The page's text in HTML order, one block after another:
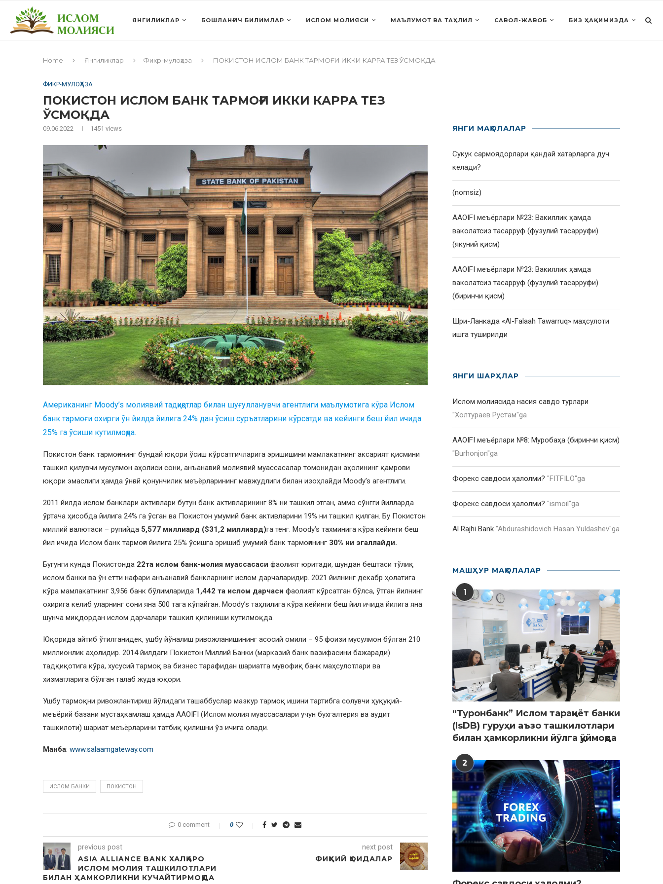
ЯНГИЛИКЛАР БОШЛАНҒИЧ БИЛИМЛАР ИСЛОМ МОЛИЯСИ МАЪЛУМОТ ВА ТАҲЛИЛ САВОЛ-ЖАВОБ БИЗ ҲАҚИМИЗДА
Home Янгиликлар Фикр-мулоҳаза ПОКИСТОН ИСЛОМ БАНК ТАРМОҒИ ИККИ КАРРА ТЕЗ ЎСМОҚДА
ФИКР-МУЛОҲАЗА
ПОКИСТОН ИСЛОМ БАНК ТАРМОҒИ ИККИ КАРРА ТЕЗ
ЎСМОҚДА
09.06.2022 1451 views
Американинг Мoody’s молиявий тадқиқотлар билан шуғулланувчи агентлиги маълумотига кўра Ислом
банк тармоғи охирги ўн йилда йилига 24% дан ўсиш суръатларини кўрсатди ва кейинги беш йил ичида
25% га ўсиши кутилмоқда.
Покистон банк тармоғининг бундай юқори ўсиш кўрсатгичларига эришишини мамлакатнинг аксарият қисмини
ташкил қилувчи мусулмон аҳолиси сони, анъанавий молиявий муассасалар томонидан аҳолининг қамрови
юқори эмаслиги ҳамда ўнғай қонунчилик меъёрларининг мавжудлиги билан изоҳлайди Мoody’s агентлиги.
2011 йилда ислом банклари активлари бутун банк активларининг 8% ни ташкил этган, аммо сўнгги йилларда
ўртача ҳисобда йилига 24% га ўсган ва Покистон умумий банк активларини 19% ни ташкил қилган. Бу Покистон
миллий валютаси – рупийда 5,577 миллиард ($31,2 миллиард)га тенг. Мoody’s таxминига кўра кейинги беш
йил ичида Ислом банк тармоғи йилига 25% ўсишга эришиб умумий банк тармоғининг 30% ни эгаллайди.
Бугунги кунда Покистонда 22та ислом банк-молия муассасаси фаолият юритади, шундан бештаси тўлиқ
ислом банки ва ўн етти нафари анъанавий банкларнинг ислом дарчаларидир. 2021 йилнинг декабр ҳолатига
кўра мамлакатнинг 3,956 банк бўлимларида 1,442 та ислом дарчаси фаолият кўрсатган бўлса, ўтган йилнинг
охирига келиб уларнинг сони яна 500 тага кўпайган. Мoody’s таҳлилига кўра кейинги беш йил ичида йилига яна
шунча миқдордан ислом дарчалари ташкил қилиниши кутилмоқда.
Юқорида айтиб ўтилганидек, ушбу йўналиш ривожланишининг асосий омили – 95 фоизи мусулмон бўлган 210
миллионлик аҳолидир. 2014 йилдаги Покистон Миллий Банки (марказий банк вазифасини бажаради)
тадқиқотига кўра, хусусий тармоқ ва бизнес тарафидан шариатга мувофиқ банк маҳсулотлари ва
хизматларига бўлган талаб жуда юқори.
Ушбу тармоқни ривожлантириш йўлидаги ташаббуслар мазкур тармоқ ишини тартибга солувчи ҳуқуқий-
меъёрий базани мустаҳкамлаш ҳамда ААOIFI (Ислом молия муассасалари учун бухгалтерия ва аудит
ташкилоти) шариат меъёрларини татбиқ қилишни ўз ичига олади.
Манба: www.salaamgateway.com
ИСЛОМ БАНКИ ПОКИСТОН
0 comment 0
previous post
ASIA ALLIANCE BANK ХАЛҚАРО
ИСЛОМ МОЛИЯ ТАШКИЛОТЛАРИ
БИЛАН ҲАМКОРЛИКНИ КУЧАЙТИРМОҚДА
next post
ФИҚҲИЙ ҚОИДАЛАР
ЯНГИ МАҚОЛАЛАР
Сукук сармоядорлари қандай хатарларга дуч
келади?
(nomsiz)
AAOIFI меъёрлари №23: Вакиллик ҳамда
ваколатсиз тасарруф (фузулий тасарруфи)
(якуний қисм)
AAOIFI меъёрлари №23: Вакиллик ҳамда
ваколатсиз тасарруф (фузулий тасарруфи)
(биринчи қисм)
Шри-Ланкада «Al-Falaah Tawarruq» маҳсулоти
ишга туширилди
ЯНГИ ШАРҲЛАР
Ислом молиясида насия савдо турлари
"Холтураев Рустам"ga
AAOIFI меъёрлари №8: Муробаҳа (биринчи қисм)
"Burhonjon"ga
Форекс савдоси ҳалолми? "FITFILO"ga
Форекс савдоси ҳалолми? "ismoil"ga
Al Rajhi Bank "Abdurashidovich Hasan Yuldashev"ga
МАШҲУР МАҚОЛАЛАР
1
“Туронбанк” Ислом тараққиёт банки
(IsDB) гуруҳи аъзо ташкилотлари
билан ҳамкорликни йўлга қўймоқда
2